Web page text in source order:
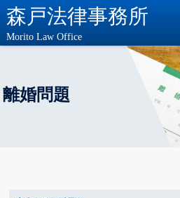
森戸法律事務所
Morito Law Office
離婚問題